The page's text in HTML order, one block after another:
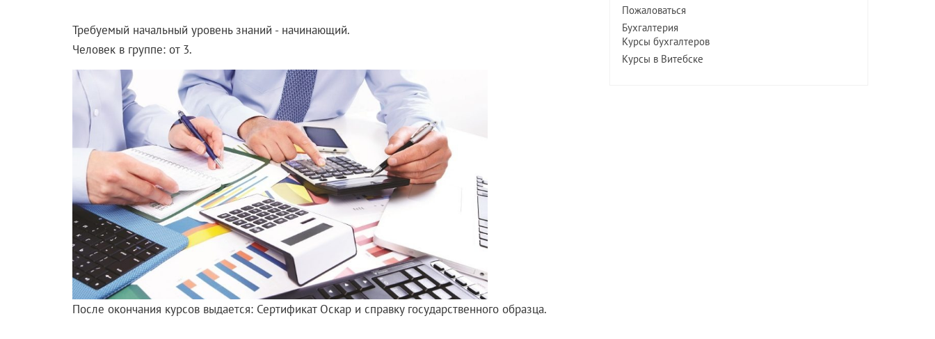
Требуемый начальный уровень знаний - начинающий.
Человек в группе: от 3.
После окончания курсов выдается: Сертификат Оскар и справку государственного образца.
Пожаловаться
Бухгалтерия
Курсы бухгалтеров
Курсы в Витебске